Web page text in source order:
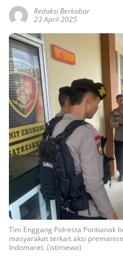
Redaksi Berkabar
23 April 2025
Tim Enggang Polresta Pontianak
masyarakat terkait aksi
Indomaret. (istimewa)